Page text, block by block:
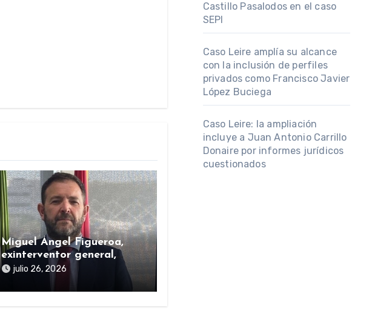
Miguel Ángel Figueroa,
exinterventor general,
citado en la causa SEPI
irregularidades en ayudas
julio 26, 2026
Castillo Pasalodos en el caso
SEPI
Caso Leire amplía su alcance
con la inclusión de perfiles
privados como Francisco Javier
López Buciega
Caso Leire: la ampliación
incluye a Juan Antonio Carrillo
Donaire por informes jurídicos
cuestionados